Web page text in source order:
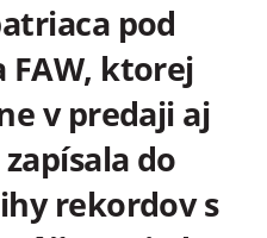
pod
FAW, ktorej
v predaji aj
do
rekordov s